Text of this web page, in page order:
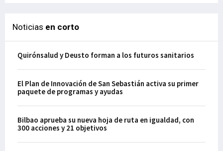
Noticias en corto
Quirónsalud y Deusto forman a los futuros sanitarios
El Plan de Innovación de San Sebastián activa su primer
paquete de programas y ayudas
Bilbao aprueba su nueva hoja de ruta en igualdad, con
300 acciones y 21 objetivos